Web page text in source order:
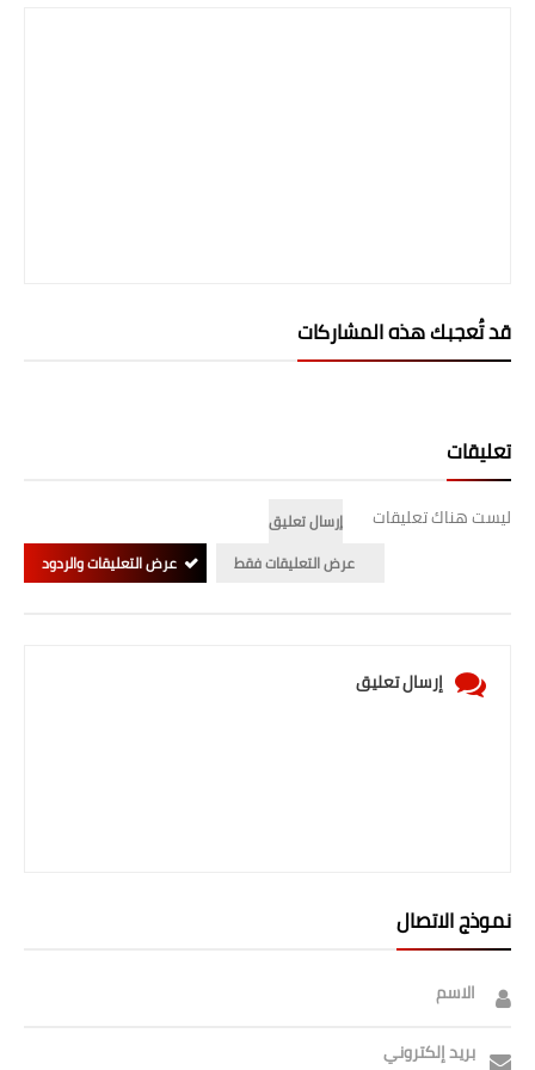
صحة وطب
قد تُعجبك هذه المشاركات
تعليقات
ليست هناك تعليقات
إرسال تعليق
عرض التعليقات فقط
عرض التعليقات والردود
إرسال تعليق
نموذج الاتصال
الاسم
بريد إلكتروني